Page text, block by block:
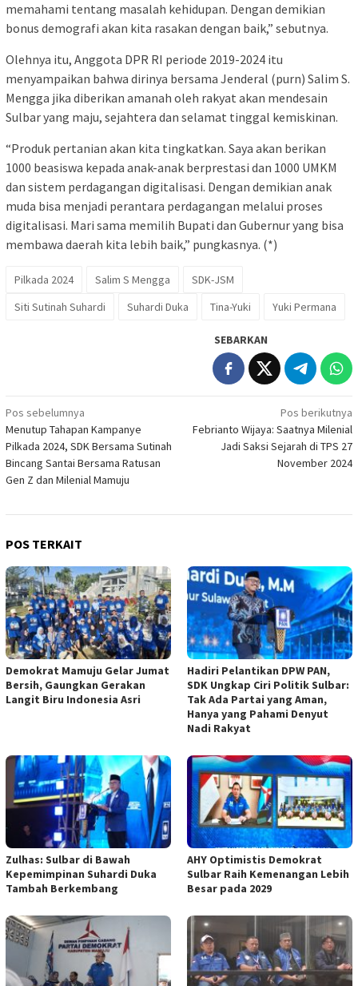
memahami tentang masalah kehidupan. Dengan demikian
bonus demografi akan kita rasakan dengan baik,” sebutnya.
Olehnya itu, Anggota DPR RI periode 2019-2024 itu
menyampaikan bahwa dirinya bersama Jenderal (purn) Salim S.
Mengga jika diberikan amanah oleh rakyat akan mendesain
Sulbar yang maju, sejahtera dan selamat tinggal kemiskinan.
“Produk pertanian akan kita tingkatkan. Saya akan berikan
1000 beasiswa kepada anak-anak berprestasi dan 1000 UMKM
dan sistem perdagangan digitalisasi. Dengan demikian anak
muda bisa menjadi perantara perdagangan melalui proses
digitalisasi. Mari sama memilih Bupati dan Gubernur yang bisa
membawa daerah kita lebih baik,” pungkasnya. (*)
Pilkada 2024 Salim S Mengga
SDK-JSM
Siti Sutinah Suhardi
Suhardi Duka Tina-Yuki Yuki Permana
SEBARKAN
Navigasi
pos
Pos sebelumnya
Menutup Tahapan Kampanye
Pilkada 2024, SDK Bersama Sutinah
Bincang Santai Bersama Ratusan
Gen Z dan Milenial Mamuju
Pos berikutnya
Febrianto Wijaya: Saatnya Milenial
Jadi Saksi Sejarah di TPS 27
November 2024
POS TERKAIT
Demokrat Mamuju Gelar Jumat
Bersih, Gaungkan Gerakan
Langit Biru Indonesia Asri
Hadiri Pelantikan DPW PAN,
SDK Ungkap Ciri Politik Sulbar:
Tak Ada Partai yang Aman,
Hanya yang Pahami Denyut
Nadi Rakyat
Zulhas: Sulbar di Bawah
Kepemimpinan Suhardi Duka
Tambah Berkembang
AHY Optimistis Demokrat
Sulbar Raih Kemenangan Lebih
Besar pada 2029